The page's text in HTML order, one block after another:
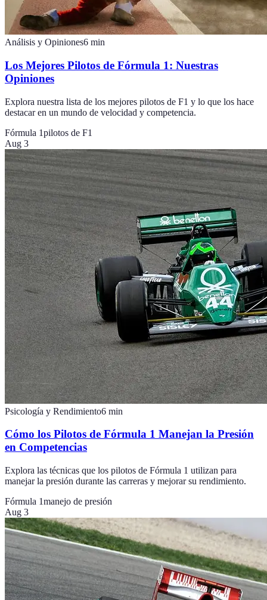
Análisis y Opiniones6 min
Los Mejores Pilotos de Fórmula 1: Nuestras
Opiniones
Explora nuestra lista de los mejores pilotos de F1 y lo que los hace
destacar en un mundo de velocidad y competencia.
Fórmula 1pilotos de F1
Aug 3
Psicología y Rendimiento6 min
Cómo los Pilotos de Fórmula 1 Manejan la Presión
en Competencias
Explora las técnicas que los pilotos de Fórmula 1 utilizan para
manejar la presión durante las carreras y mejorar su rendimiento.
Fórmula 1manejo de presión
Aug 3